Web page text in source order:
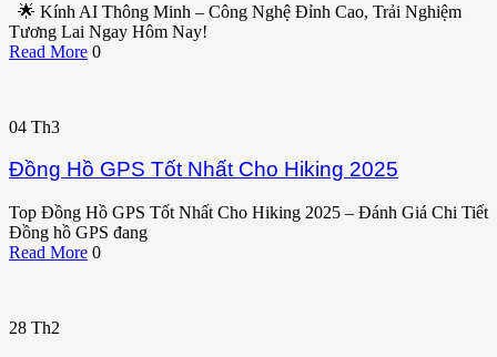
🌟 Kính AI Thông Minh – Công Nghệ Đỉnh Cao, Trải Nghiệm
Tương Lai Ngay Hôm Nay!
Read More 0
04 Th3
Đồng Hồ GPS Tốt Nhất Cho Hiking 2025
Top Đồng Hồ GPS Tốt Nhất Cho Hiking 2025 – Đánh Giá Chi Tiết
Đồng hồ GPS đang
Read More 0
28 Th2